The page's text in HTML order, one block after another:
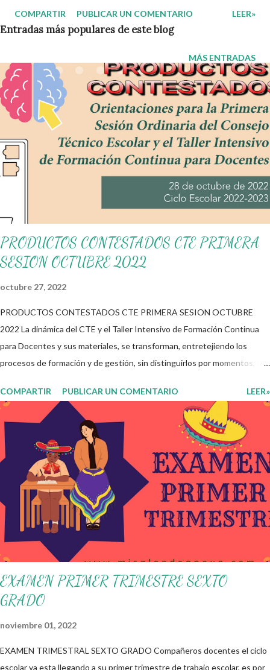
proceso siempre se nos presentan dudas sobre cual es la
palabra o frase idónea que define de mejor manera los aspectos
que queremos dar a conocer sobre el avance académico del
alumno a los padres de familia. Bien en este espacio queremos
compartirles una lista de frases que nos ayuden en el llenado de
observaciones generales en las boletas de calificación de
nuestros alumnos, el cual nos permitirá explicar a los padres los
avances y necesidades de sus hijos en este trimestre.
Aprovechamos para dar las gracias a los autores de estos
materiales que aquí les compartimos, al igual les recordamos que
todo lo que aquí se comparte solo se hace con fines educativos,
COMPARTIR PUBLICAR UN COMENTARIO LEER»
MÁS ENTRADAS
Entradas más populares de este blog
PRODUCTOS CONTESTADOS CTE PRIMERA
SESION OCTUBRE 2022
octubre 27, 2022
PRODUCTOS CONTESTADOS CTE PRIMERA SESION OCTUBRE
2022 La dinámica del CTE y el Taller Intensivo de Formación Continua
para Docentes y sus materiales, se transforman, entretejiendo los
procesos de formación y de gestión, sin distinguirlos por momentos, y
genérico y no está diferenciado por niveles educativos. Desde la
flexibilidad en la que se concibe el CTE y en correspondencia con la
Nueva Escuela Mexicana, se propone que el colectivo docente tome
decisiones sobre su organización, la gestión del tiempo acorde a las
necesidades de la escuela y las acciones que decidan emprender para
apropiarse y resignificar el Plan de Estudio dentro y fuera de este
espacio. En esta Primera Sesión Ordinaria se les invita a que
reflexionen y acuerden posibles acciones a realizar colaborativamente
en la escuela y con la comunidad, a fin de atender las problemáticas
identificadas. Compañeros docentes en est...
COMPARTIR PUBLICAR UN COMENTARIO LEER»
EXAMEN PRIMER TRIMESTRE SEXTO
GRADO
noviembre 01, 2022
EXAMEN TRIMESTRAL SEXTO GRADO Compañeros docentes el ciclo
escolar ya esta llegando a su primer trimestre de trabajo escolar, es por